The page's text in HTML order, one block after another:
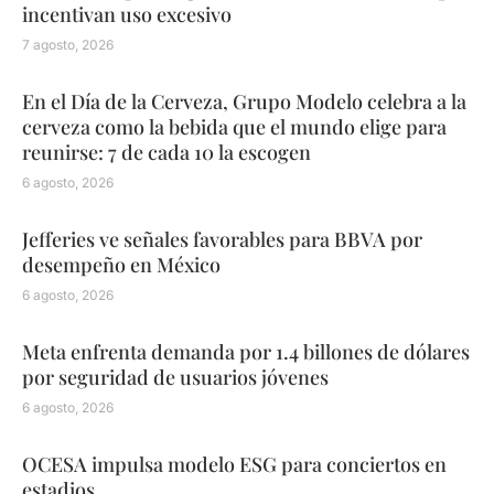
incentivan uso excesivo
7 agosto, 2026
En el Día de la Cerveza, Grupo Modelo celebra a la
cerveza como la bebida que el mundo elige para
reunirse: 7 de cada 10 la escogen
6 agosto, 2026
Jefferies ve señales favorables para BBVA por
desempeño en México
6 agosto, 2026
Meta enfrenta demanda por 1.4 billones de dólares
por seguridad de usuarios jóvenes
6 agosto, 2026
OCESA impulsa modelo ESG para conciertos en